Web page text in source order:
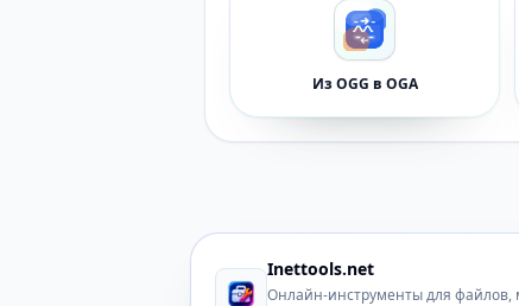
Из OGG в OGA
Inettools.net
Онлайн-инструменты для файлов,